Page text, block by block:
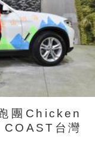
團Chicken
台灣